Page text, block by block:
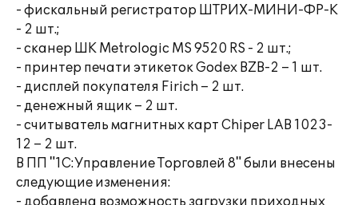
- фискальный регистратор ШТРИХ-МИНИ-ФР-К
- 2 шт.;
- сканер ШК Metrologic MS 9520 RS - 2 шт.;
- принтер печати этикеток Godex BZB-2 – 1 шт.
- дисплей покупателя Firich – 2 шт.
- денежный ящик – 2 шт.
- считыватель магнитных карт Chiper LAB 1023-
12 – 2 шт.
В ПП "1С:Управление Торговлей 8" были внесены
следующие изменения:
- добавлена возможность загрузки приходных